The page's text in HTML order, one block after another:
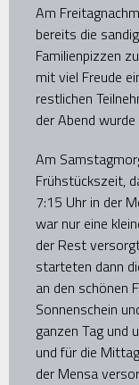
Am
bereits die
Familienpizzen
mit viel Freude
restlichen
der Abend
Am
Frühstückszeit,
7:15 Uhr in der
war nur eine
der Rest
starteten dann
an den schönen
Sonnenschein
ganzen Tag und
und für die
der Mensa